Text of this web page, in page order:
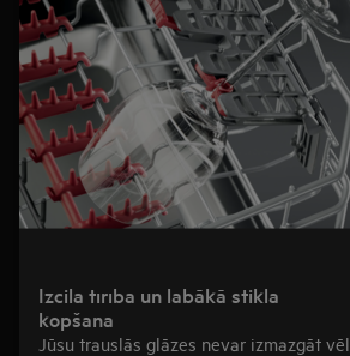
Izcila tīrība un labākā stikla
kopšana
Jūsu trauslās glāzes nevar izmazgāt vēl